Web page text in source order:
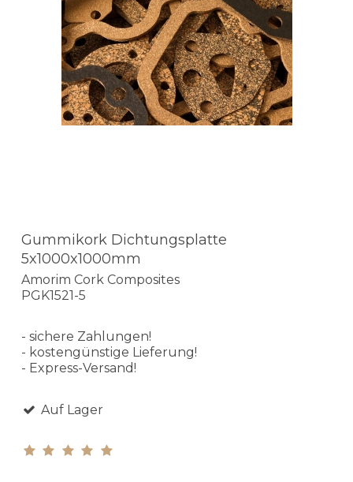
Gummikork Dichtungsplatte
5x1000x1000mm
Amorim Cork Composites
PGK1521-5
- sichere Zahlungen!
- kostengünstige Lieferung!
- Express-Versand!
Auf Lager